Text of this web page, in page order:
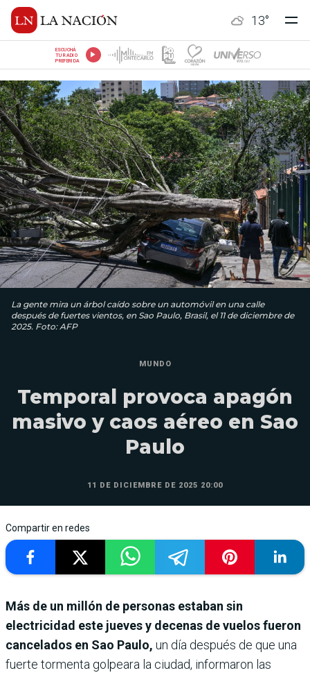
13°
ESCUCHÁ
TU RADIO
PREFERIDA
La gente mira un árbol caído sobre un automóvil en una calle
después de fuertes vientos, en Sao Paulo, Brasil, el 11 de diciembre de
2025. Foto: AFP
MUNDO
Temporal provoca apagón
masivo y caos aéreo en Sao
Paulo
11 DE DICIEMBRE DE 2025 20:00
Compartir en redes
Más de un millón de personas estaban sin
electricidad este jueves y decenas de vuelos fueron
cancelados en Sao Paulo, un día después de que una
fuerte tormenta golpeara la ciudad, informaron las